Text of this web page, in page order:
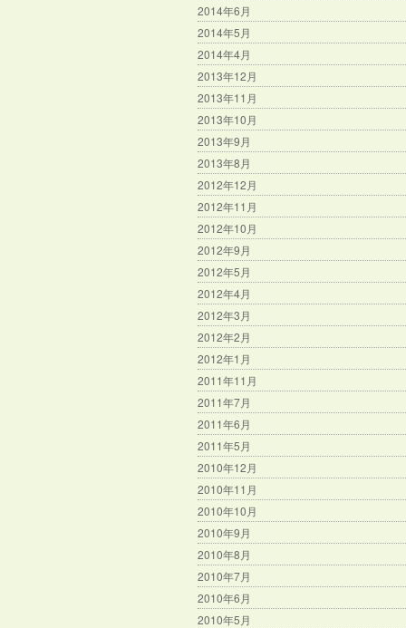
2014年6月
2014年5月
2014年4月
2013年12月
2013年11月
2013年10月
2013年9月
2013年8月
2012年12月
2012年11月
2012年10月
2012年9月
2012年5月
2012年4月
2012年3月
2012年2月
2012年1月
2011年11月
2011年7月
2011年6月
2011年5月
2010年12月
2010年11月
2010年10月
2010年9月
2010年8月
2010年7月
2010年6月
2010年5月